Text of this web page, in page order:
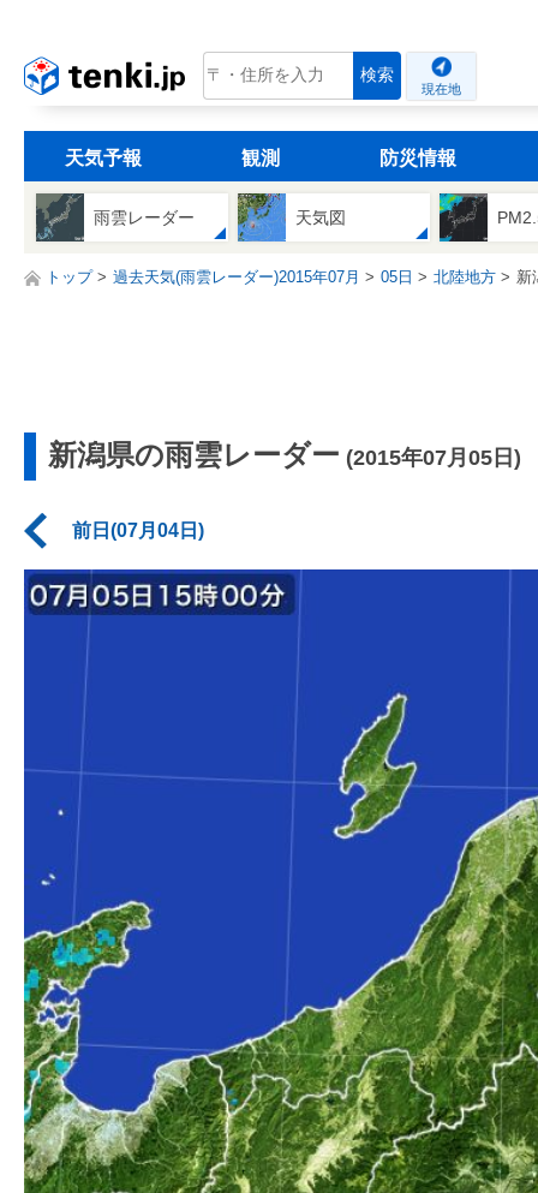
tenki.jp 検索
現在地
天気予報 観測 防災情報
雨雲レーダー 天気図
トップ 過去天気(雨雲レーダー)2015年07月 05日 北陸地方 新
新潟県の雨雲レーダー (2015年07月05日)
前日(07月04日)